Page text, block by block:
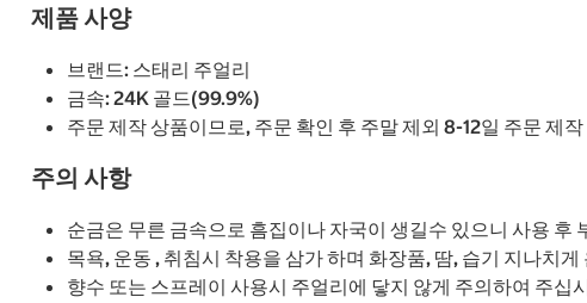
제품 사양
브랜드: 스태리 주얼리
금속: 24K 골드(99.9%)
주문 제작 상품이므로, 주문 확인 후 주말 제외 8-12일 주문 제
주의 사항
순금은 무른 금속으로 흠집이나 자국이 생길수 있으니 사용
목욕, 운동 , 취침시 착용을 삼가 하며 화장품, 땀, 습기 지나치
향수 또는 스프레이 사용시 주얼리에 닿지 않게 주의하여 주십